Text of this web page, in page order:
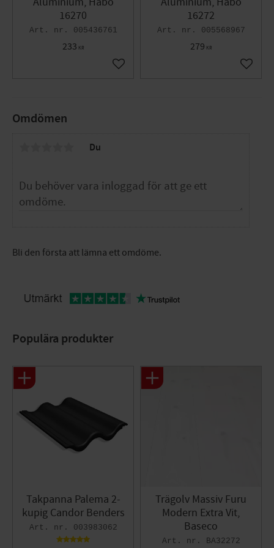
Omdömen
Du
Bli den första att lämna ett omdöme.
16270
005436761
233 KR
Lägg till i favoriter
16272
005568967
279 KR
Lägg
Populära produkter
Takpanna Palema 2-
kupig Candor Benders
003983062
Trägolv Massiv Furu
Modern Extra Vit,
Baseco
BA32272